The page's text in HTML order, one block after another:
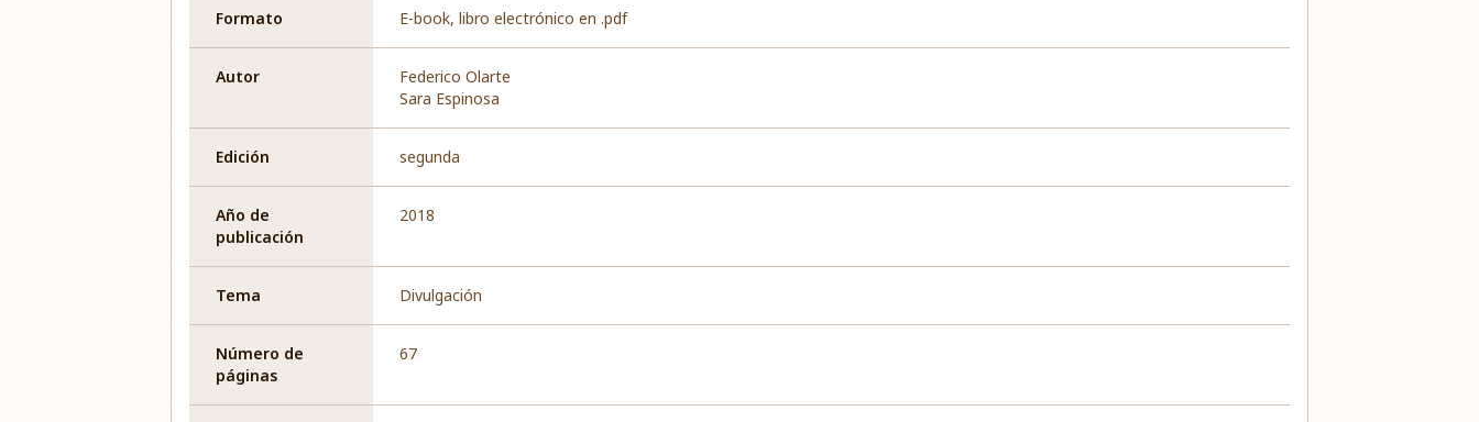
Formato E-book, libro electrónico en .pdf
Autor
Federico Olarte
Sara Espinosa
Edición segunda
Año de
publicación
2018
Tema Divulgación
Número de
páginas
67